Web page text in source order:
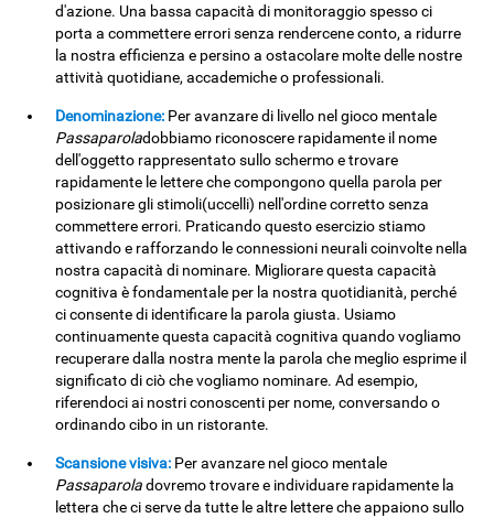
d'azione. Una bassa capacità di monitoraggio spesso ci
porta a commettere errori senza rendercene conto, a ridurre
la nostra efficienza e persino a ostacolare molte delle nostre
attività quotidiane, accademiche o professionali.
Denominazione: Per avanzare di livello nel gioco mentale
Passaparoladobbiamo riconoscere rapidamente il nome
dell'oggetto rappresentato sullo schermo e trovare
rapidamente le lettere che compongono quella parola per
posizionare gli stimoli(uccelli) nell'ordine corretto senza
commettere errori. Praticando questo esercizio stiamo
attivando e rafforzando le connessioni neurali coinvolte nella
nostra capacità di nominare. Migliorare questa capacità
cognitiva è fondamentale per la nostra quotidianità, perché
ci consente di identificare la parola giusta. Usiamo
continuamente questa capacità cognitiva quando vogliamo
recuperare dalla nostra mente la parola che meglio esprime il
significato di ciò che vogliamo nominare. Ad esempio,
riferendoci ai nostri conoscenti per nome, conversando o
ordinando cibo in un ristorante.
Scansione visiva: Per avanzare nel gioco mentale
Passaparoladovremo trovare e individuare rapidamente la
lettera che ci serve da tutte le altre lettere che appaiono sullo